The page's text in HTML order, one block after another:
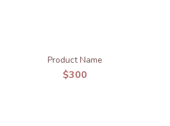
Product Name
$300